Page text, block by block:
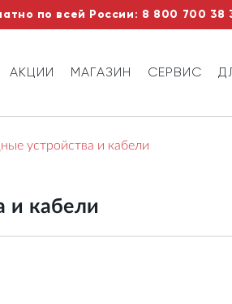
по всей России: 8 800 700 38
АКЦИИ МАГАЗИН СЕРВИС
устройства и кабели
и кабели